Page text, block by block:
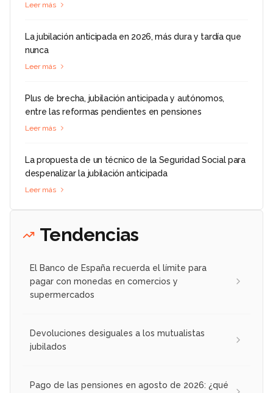
Leer más
La jubilación anticipada en 2026, más dura y tardía que
nunca
Leer más
Plus de brecha, jubilación anticipada y autónomos,
entre las reformas pendientes en pensiones
Leer más
La propuesta de un técnico de la Seguridad Social para
despenalizar la jubilación anticipada
Leer más
Tendencias
El Banco de España recuerda el límite para
pagar con monedas en comercios y
supermercados
Devoluciones desiguales a los mutualistas
jubilados
Pago de las pensiones en agosto de 2026: ¿qué